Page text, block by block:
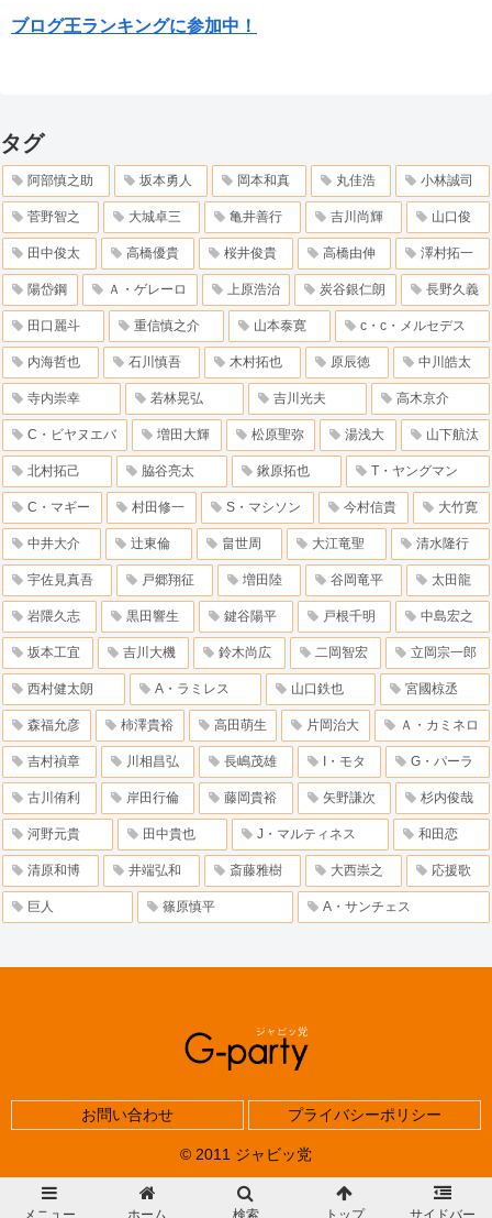
ブログ王ランキングに参加中！
タグ
阿部慎之助 坂本勇人 岡本和真 丸佳浩 小林誠司
菅野智之 大城卓三 亀井善行 吉川尚輝 山口俊
田中俊太 高橋優貴 桜井俊貴 高橋由伸 澤村拓一
陽岱鋼 Ａ・ゲレーロ 上原浩治 炭谷銀仁朗 長野久義
田口麗斗 重信慎之介 山本泰寛 c・c・メルセデス
内海哲也 石川慎吾 木村拓也 原辰徳 中川皓太
寺内崇幸 若林晃弘 吉川光夫 高木京介
C・ビヤヌエバ 増田大輝 松原聖弥 湯浅大 山下航汰
北村拓己 脇谷亮太 鍬原拓也 T・ヤングマン
C・マギー 村田修一 S・マシソン 今村信貴 大竹寛
中井大介 辻東倫 畠世周 大江竜聖 清水隆行
宇佐見真吾 戸郷翔征 増田陸 谷岡竜平 太田龍
岩隈久志 黒田響生 鍵谷陽平 戸根千明 中島宏之
坂本工宜 吉川大機 鈴木尚広 二岡智宏 立岡宗一郎
西村健太朗 A・ラミレス 山口鉄也 宮國椋丞
森福允彦 柿澤貴裕 高田萌生 片岡治大 Ａ・カミネロ
吉村禎章 川相昌弘 長嶋茂雄 I・モタ G・パーラ
古川侑利 岸田行倫 藤岡貴裕 矢野謙次 杉内俊哉
河野元貴 田中貴也 J・マルティネス 和田恋
清原和博 井端弘和 斎藤雅樹 大西崇之 応援歌
巨人 篠原慎平 A・サンチェス
お問い合わせ プライバシーポリシー
© 2011 ジャビッ党
メニュー ホーム 検索 トップ サイドバー